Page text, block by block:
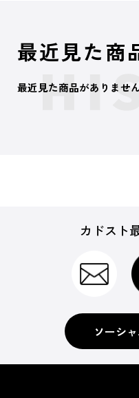
最近見た商
最近見た商品がありません
カドスト
ソーシ